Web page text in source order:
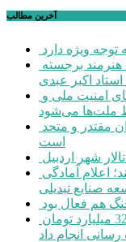
آخرین مطالب
ویژه دارد
استاد اکبر عبدی
ملت‌ها می‌شود
است
صنایع تبدیلی
هم فعال بود
انجام داد